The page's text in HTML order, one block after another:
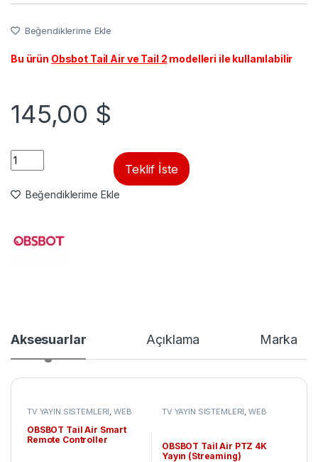
Beğendiklerime Ekle
Bu ürün Obsbot Tail Air ve Tail 2 modelleri ile kullanılabilir
145,00 $
Quantity
Teklif İste
Beğendiklerime Ekle
Aksesuarlar Açıklama Marka
TV YAYIN SİSTEMLERİ,WEB
KAMERALAR,Robotik
Kameralar, WEB Yayın
(Streaming) Cihazları
OBSBOT Tail Air Smart
Remote Controller
TV YAYIN SİSTEMLERİ,WEB
(Streaming) Cihazları
OBSBOT Tail Air PTZ 4K
Yayın (Streaming)